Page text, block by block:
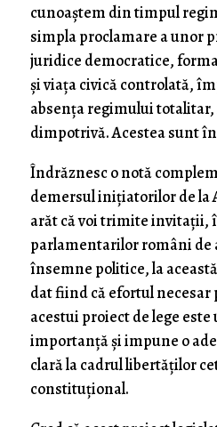
cunoaştem din timpul
simpla proclamare a unor
juridice democratice,
şi viaţa civică controlată,
absenţa regimului
dimpotrivă. Acestea sunt
Îndrăznesc o notă
demersul iniţiatorilor de la
arăt că voi trimite invitaţii,
parlamentarilor români de
însemne politice, la
dat fiind că efortul
acestui proiect de lege
importanţă şi impune o
clară la cadrul libertăţilor
constituţional.